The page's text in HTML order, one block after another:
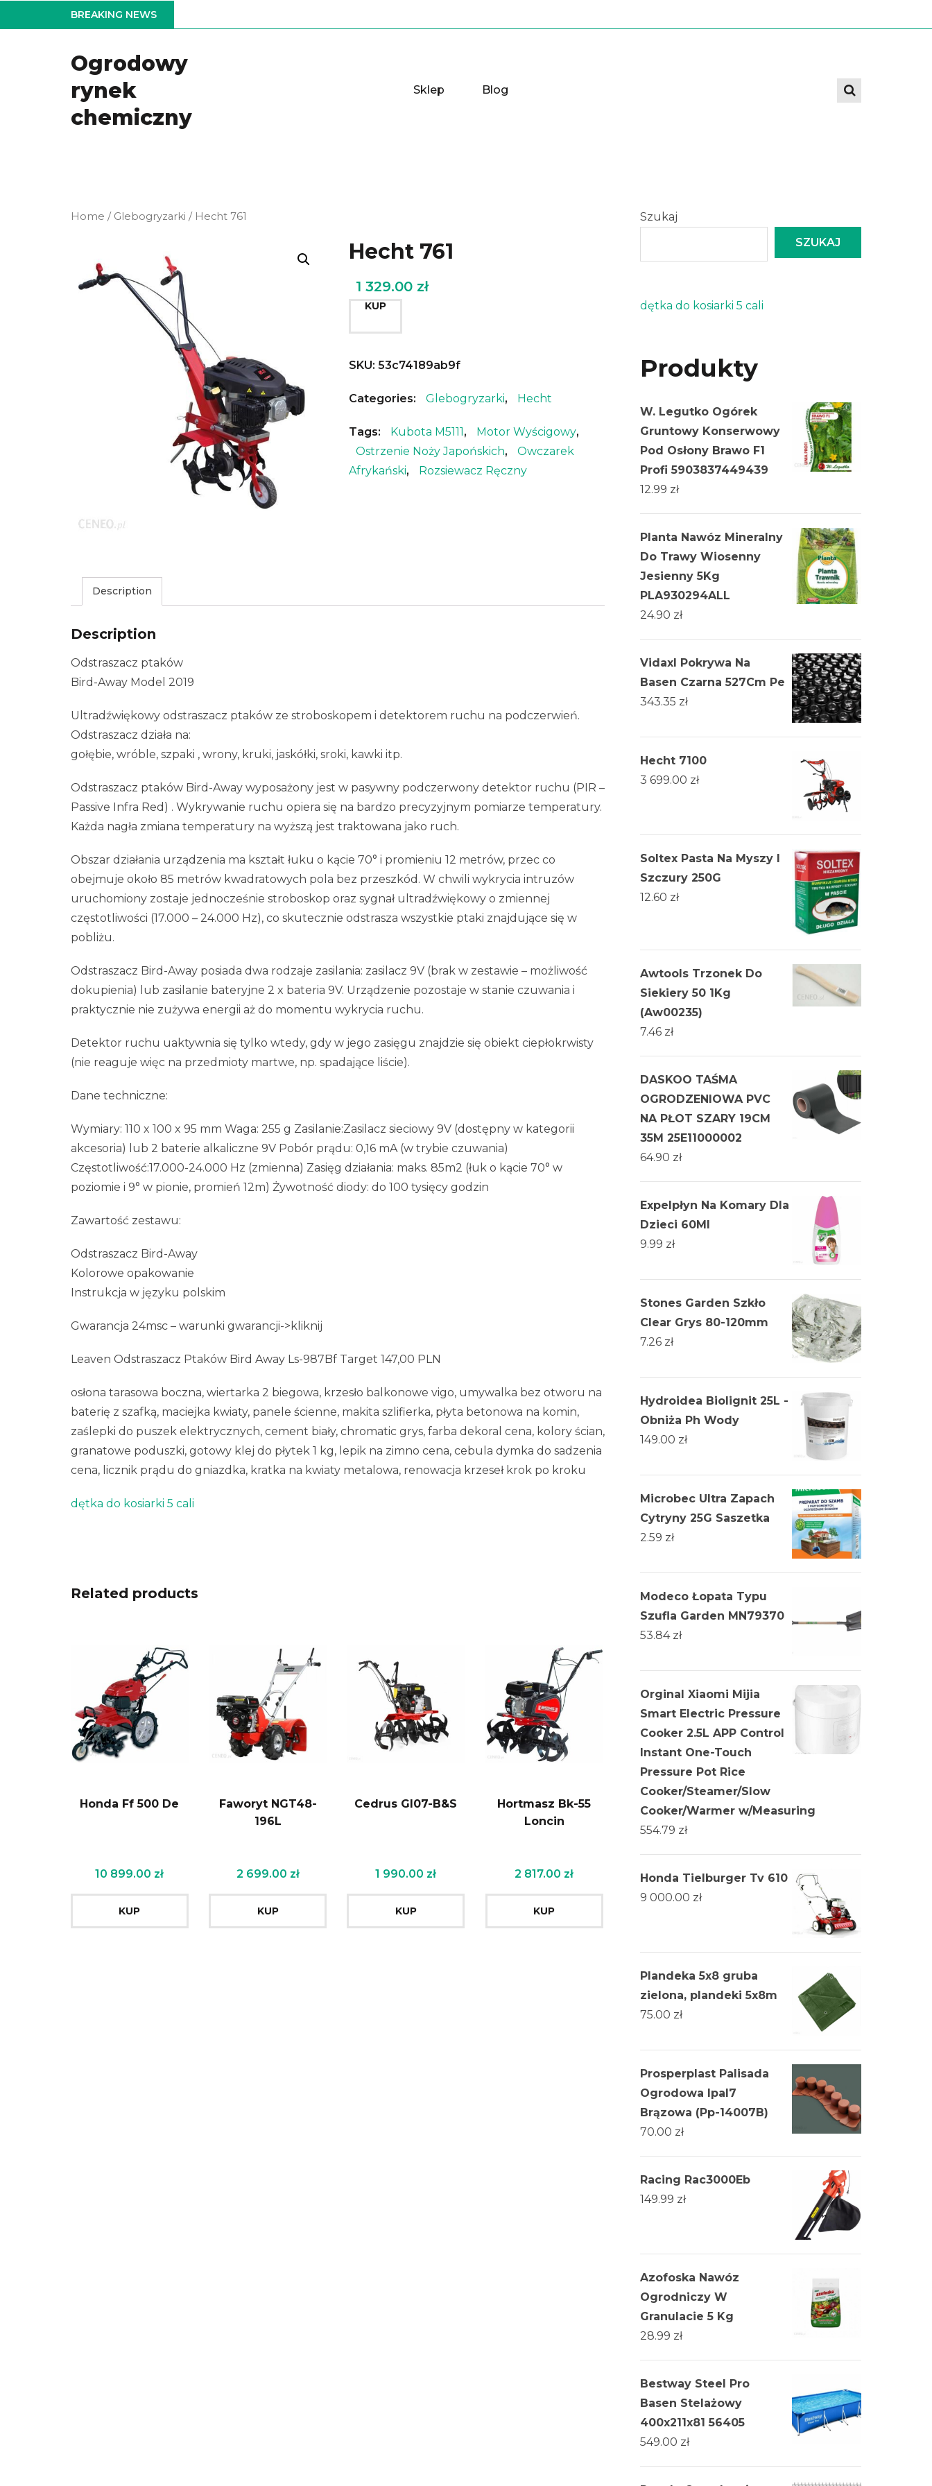
to
BREAKING NEWS
Ogrodowy
rynek
chemiczny
Sklep Blog
Home / Glebogryzarki / Hecht 761
Hecht 761
1 329.00 zł
KUP
SKU: 53c74189ab9f
Categories: Glebogryzarki, Hecht
Tags: Kubota M5111, Motor Wyścigowy,
Ostrzenie Noży Japońskich,
Owczarek
Afrykański, Rozsiewacz Ręczny
Description
Description
Odstraszacz ptaków
Bird-Away Model 2019
Ultradźwiękowy odstraszacz ptaków ze stroboskopem i detektorem ruchu na podczerwień.
Odstraszacz działa na:
gołębie, wróble, szpaki , wrony, kruki, jaskółki, sroki, kawki itp.
Odstraszacz ptaków Bird-Away wyposażony jest w pasywny podczerwony detektor ruchu (PIR –
Passive Infra Red) . Wykrywanie ruchu opiera się na bardzo precyzyjnym pomiarze temperatury.
Każda nagła zmiana temperatury na wyższą jest traktowana jako ruch.
Obszar działania urządzenia ma kształt łuku o kącie 70° i promieniu 12 metrów, przec co
obejmuje około 85 metrów kwadratowych pola bez przeszkód. W chwili wykrycia intruzów
uruchomiony zostaje jednocześnie stroboskop oraz sygnał ultradźwiękowy o zmiennej
częstotliwości (17.000 – 24.000 Hz), co skutecznie odstrasza wszystkie ptaki znajdujące się w
pobliżu.
Odstraszacz Bird-Away posiada dwa rodzaje zasilania: zasilacz 9V (brak w zestawie – możliwość
dokupienia) lub zasilanie bateryjne 2 x bateria 9V. Urządzenie pozostaje w stanie czuwania i
praktycznie nie zużywa energii aż do momentu wykrycia ruchu.
Detektor ruchu uaktywnia się tylko wtedy, gdy w jego zasięgu znajdzie się obiekt ciepłokrwisty
(nie reaguje więc na przedmioty martwe, np. spadające liście).
Dane techniczne:
Wymiary: 110 x 100 x 95 mm Waga: 255 g Zasilanie:Zasilacz sieciowy 9V (dostępny w kategorii
akcesoria) lub 2 baterie alkaliczne 9V Pobór prądu: 0,16 mA (w trybie czuwania)
Częstotliwość:17.000-24.000 Hz (zmienna) Zasięg działania: maks. 85m2 (łuk o kącie 70° w
poziomie i 9° w pionie, promień 12m) Żywotność diody: do 100 tysięcy godzin
Zawartość zestawu:
Odstraszacz Bird-Away
Kolorowe opakowanie
Instrukcja w języku polskim
Gwarancja 24msc – warunki gwarancji->kliknij
Leaven Odstraszacz Ptaków Bird Away Ls-987Bf Target 147,00 PLN
osłona tarasowa boczna, wiertarka 2 biegowa, krzesło balkonowe vigo, umywalka bez otworu na
baterię z szafką, maciejka kwiaty, panele ścienne, makita szlifierka, płyta betonowa na komin,
zaślepki do puszek elektrycznych, cement biały, chromatic grys, farba dekoral cena, kolory ścian,
granatowe poduszki, gotowy klej do płytek 1 kg, lepik na zimno cena, cebula dymka do sadzenia
cena, licznik prądu do gniazdka, kratka na kwiaty metalowa, renowacja krzeseł krok po kroku
dętka do kosiarki 5 cali
Related products
Honda Ff 500 De
10 899.00 zł
KUP
Faworyt NGT48-
196L
2 699.00 zł
KUP
Cedrus Gl07-B&S
1 990.00 zł
KUP
Hortmasz Bk-55
Loncin
2 817.00 zł
KUP
Szukaj
SZUKAJ
dętka do kosiarki 5 cali
Produkty
W. Legutko Ogórek
Gruntowy Konserwowy
Pod Osłony Brawo F1
Profi 5903837449439
12.99 zł
Planta Nawóz Mineralny
Do Trawy Wiosenny
Jesienny 5Kg
PLA930294ALL
24.90 zł
Vidaxl Pokrywa Na
Basen Czarna 527Cm Pe
343.35 zł
Hecht 7100
3 699.00 zł
Soltex Pasta Na Myszy I
Szczury 250G
12.60 zł
Awtools Trzonek Do
Siekiery 50 1Kg
(Aw00235)
7.46 zł
DASKOO TAŚMA
OGRODZENIOWA PVC
NA PŁOT SZARY 19CM
35M 25E11000002
64.90 zł
Expelpłyn Na Komary Dla
Dzieci 60Ml
9.99 zł
Stones Garden Szkło
Clear Grys 80-120mm
7.26 zł
Hydroidea Biolignit 25L -
Obniża Ph Wody
149.00 zł
Microbec Ultra Zapach
Cytryny 25G Saszetka
2.59 zł
Modeco Łopata Typu
Szufla Garden MN79370
53.84 zł
Orginal Xiaomi Mijia
Smart Electric Pressure
Cooker 2.5L APP Control
Instant One-Touch
Pressure Pot Rice
Cooker/Steamer/Slow
Cooker/Warmer w/Measuring
554.79 zł
Honda Tielburger Tv 610
9 000.00 zł
Plandeka 5x8 gruba
zielona, plandeki 5x8m
75.00 zł
Prosperplast Palisada
Ogrodowa Ipal7
Brązowa (Pp-14007B)
70.00 zł
Racing Rac3000Eb
149.99 zł
Azofoska Nawóz
Ogrodniczy W
Granulacie 5 Kg
28.99 zł
Bestway Steel Pro
Basen Stelażowy
400x211x81 56405
549.00 zł